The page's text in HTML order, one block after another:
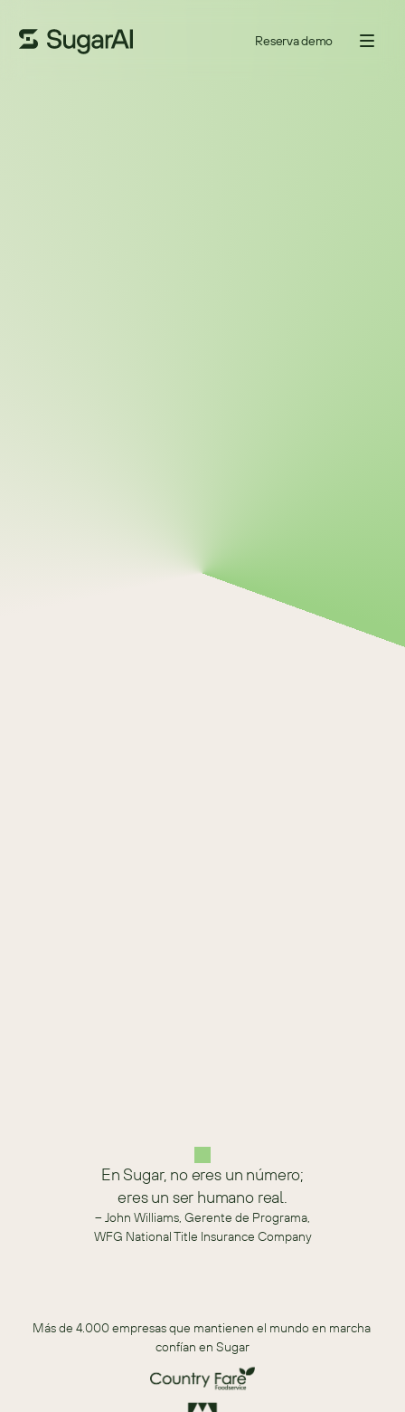
Reserva demo
En Sugar, no eres un número;
eres un ser humano real.
– John Williams, Gerente de Programa,
WFG National Title Insurance Company
Más de 4.000 empresas que mantienen el mundo en marcha
confían en Sugar